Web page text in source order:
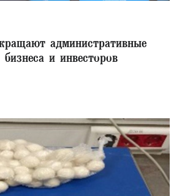
административные
и инвесторов